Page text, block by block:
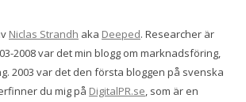
Niclas Strandh aka Deeped. Researcher är
2008 var det min blogg om marknadsföring,
2003 var det den första bloggen på svenska
du mig på DigitalPR.se, som är en